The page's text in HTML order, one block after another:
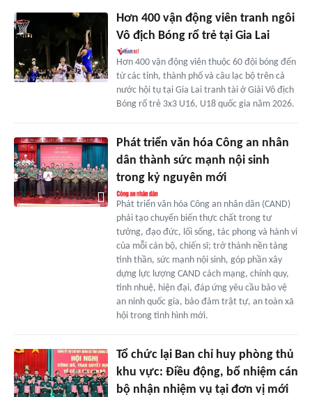
Hơn 400 vận động viên tranh ngôi
Vô địch Bóng rổ trẻ tại Gia Lai
Hơn 400 vận động viên thuộc 60 đội bóng đến
từ các tỉnh, thành phố và câu lạc bộ trên cả
nước hội tụ tại Gia Lai tranh tài ở Giải Vô địch
Bóng rổ trẻ 3x3 U16, U18 quốc gia năm 2026.
Phát triển văn hóa Công an nhân
dân thành sức mạnh nội sinh
trong kỷ nguyên mới
Phát triển văn hóa Công an nhân dân (CAND)
phải tạo chuyển biến thực chất trong tư
tưởng, đạo đức, lối sống, tác phong và hành vi
của mỗi cán bộ, chiến sĩ; trở thành nền tảng
tinh thần, sức mạnh nội sinh, góp phần xây
dựng lực lượng CAND cách mạng, chính quy,
tinh nhuệ, hiện đại, đáp ứng yêu cầu bảo vệ
an ninh quốc gia, bảo đảm trật tự, an toàn xã
hội trong tình hình mới.
Tổ chức lại Ban chỉ huy phòng thủ
khu vực: Điều động, bổ nhiệm cán
bộ nhận nhiệm vụ tại đơn vị mới